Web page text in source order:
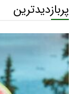
پربازدیدترین